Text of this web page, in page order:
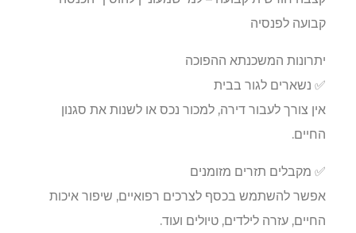
קבועה לפנסיה
יתרונות המשכנתא ההפוכה
✅ נשארים לגור בבית
אין צורך לעבור דירה, למכור נכס או לשנות את סגנון
החיים.
✅ מקבלים תזרים מזומנים
אפשר להשתמש בכסף לצרכים רפואיים, שיפור איכות
החיים, עזרה לילדים, טיולים ועוד.